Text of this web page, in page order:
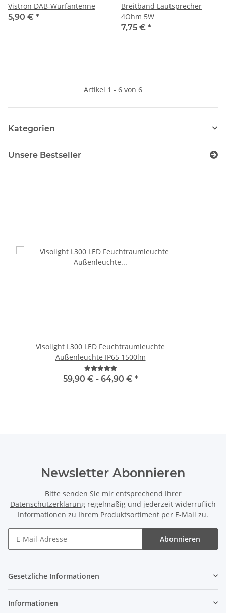
Vistron DAB-Wurfantenne
5,90 € *
Breitband Lautsprecher
4Ohm 5W
7,75 € *
Artikel 1 - 6 von 6
Kategorien
Unsere Bestseller
Visolight L300 LED Feuchtraumleuchte
Außenleuchte IP65 1500lm
59,90 € - 64,90 € *
Newsletter Abonnieren
Bitte senden Sie mir entsprechend Ihrer
Datenschutzerklärung regelmäßig und jederzeit widerruflich
Informationen zu Ihrem Produktsortiment per E-Mail zu.
Abonnieren
Gesetzliche Informationen
Informationen